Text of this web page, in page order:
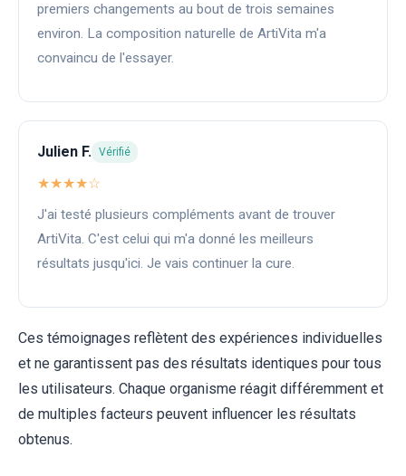
premiers changements au bout de trois semaines
environ. La composition naturelle de ArtiVita m'a
convaincu de l'essayer.
Julien F. Vérifié
★★★★☆
J'ai testé plusieurs compléments avant de trouver
ArtiVita. C'est celui qui m'a donné les meilleurs
résultats jusqu'ici. Je vais continuer la cure.
Ces témoignages reflètent des expériences individuelles
et ne garantissent pas des résultats identiques pour tous
les utilisateurs. Chaque organisme réagit différemment et
de multiples facteurs peuvent influencer les résultats
obtenus.